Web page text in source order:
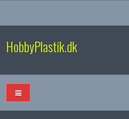
HobbyPlastik.dk